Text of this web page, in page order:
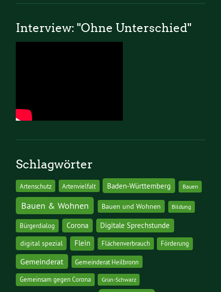
Interview: "Ohne Unterschied"
Schlagwörter
Artenschutz Artenvielfalt Baden-Württemberg Bauen
Bauen & Wohnen Bauen und Wohnen Bildung
Bürgerdialog Corona Digitale Sprechstunde
digital spezial Flein Flächenverbrauch Förderung
Gemeinderat Gemeinderat Heilbronn
Gemeinsam gegen Corona Grün-Schwarz